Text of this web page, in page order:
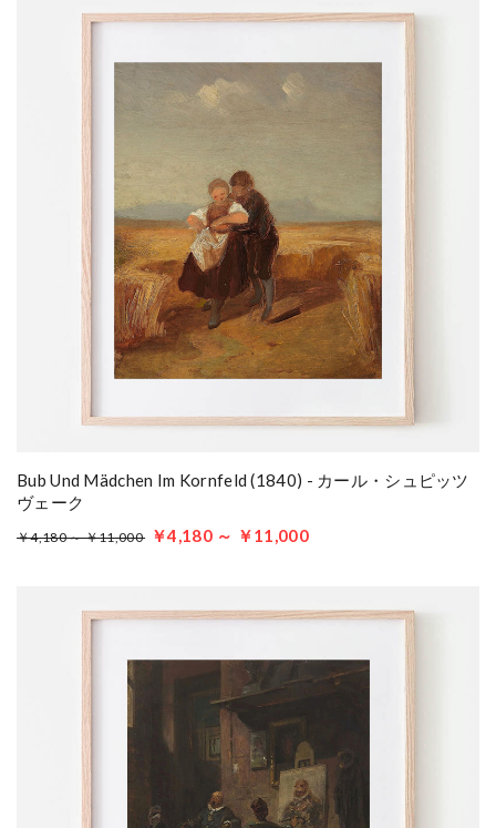
Bub Und Mädchen Im Kornfeld (1840) - カール・シュピッツ
ヴェーク
￥4,180 ～ ￥11,000 ￥4,180 ～ ￥11,000